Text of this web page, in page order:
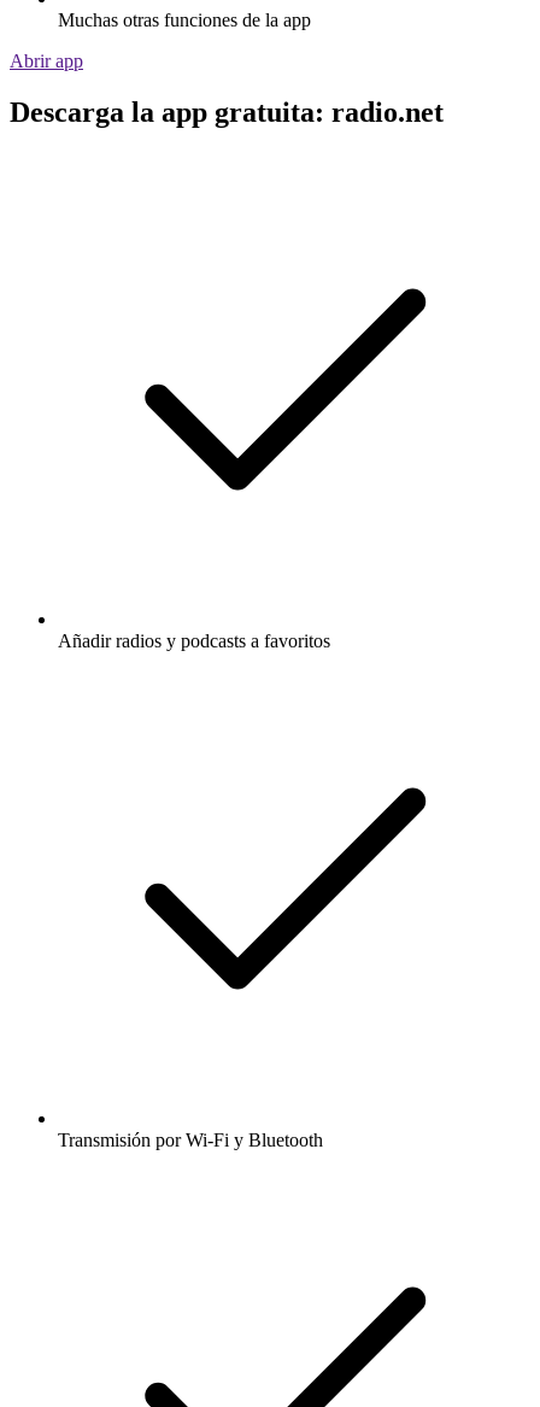
Muchas otras funciones de la app
Abrir app
Descarga la app gratuita: radio.net
Añadir radios y podcasts a favoritos
Transmisión por Wi-Fi y Bluetooth